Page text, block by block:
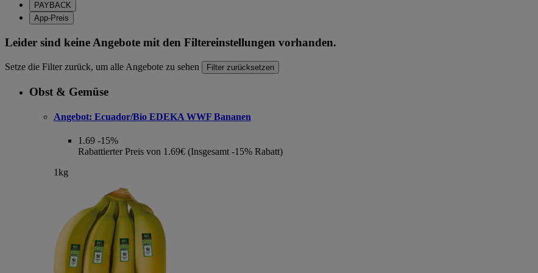
PAYBACK
App-Preis
Leider sind keine Angebote mit den Filtereinstellungen vorhanden.
Setze die Filter zurück, um alle Angebote zu sehen Filter zurücksetzen
Obst & Gemüse
Angebot: Ecuador/Bio EDEKA WWF Bananen
1.69 -15%
Rabattierter Preis von 1.69€ (Insgesamt -15% Rabatt)
1kg